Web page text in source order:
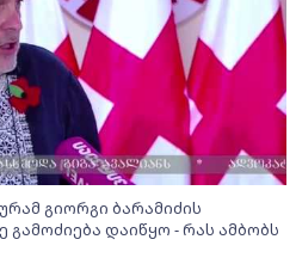
გიორგი ბარამიძის
დაიწყო - რას ამბობს